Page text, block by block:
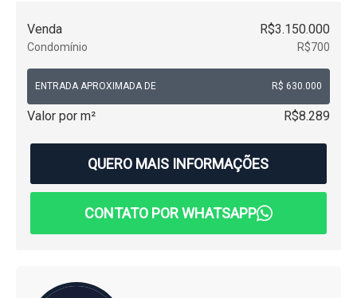
Venda R$3.150.000
Condomínio R$700
ENTRADA APROXIMADA DE R$ 630.000
Valor por m² R$8.289
QUERO MAIS INFORMAÇÕES
CONTATO POR WHATSAPP